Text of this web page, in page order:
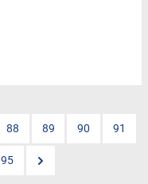
88 89 90 91
95